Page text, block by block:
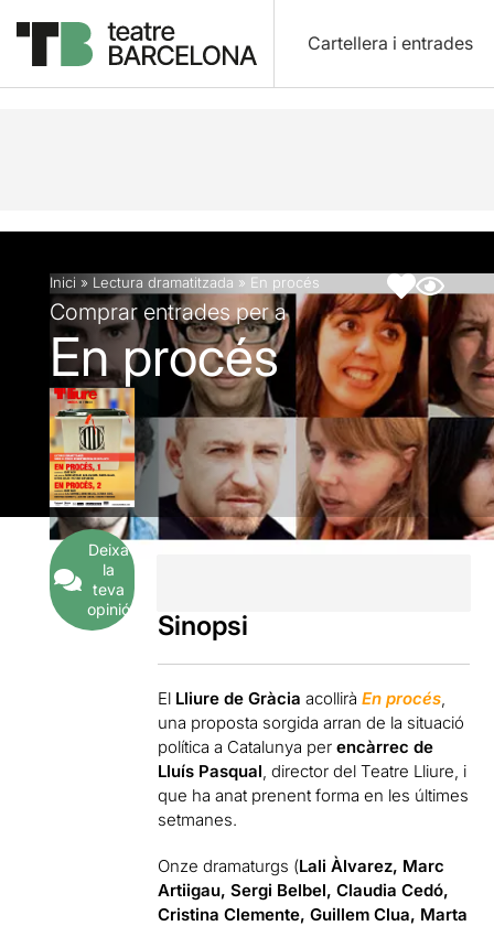
Cartellera i entrades
Descripció Fitxa artística
Inici » Lectura dramatitzada » En procés
Comprar entrades per a
En procés
Deixa
la
teva
opinió
Sinopsi
El Lliure de Gràcia acollirà En procés
una proposta sorgida arran de la situació
política a Catalunya per encàrrec de
Lluís Pasqual , director del Teatre Lliure, i
que ha anat prenent forma en les últimes
setmanes.
Onze dramaturgs (Lali Àlvarez, Marc
Artiigau, Sergi Belbel, Claudia Cedó,
Cristina Clemente, Guillem Clua, Marta